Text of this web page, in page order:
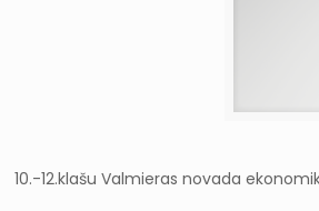
10.-12.klašu Valmieras novada